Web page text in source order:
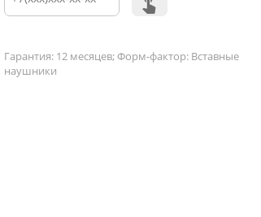
Гарантия: 12 месяцев; Форм-фактор: Вставные
наушники